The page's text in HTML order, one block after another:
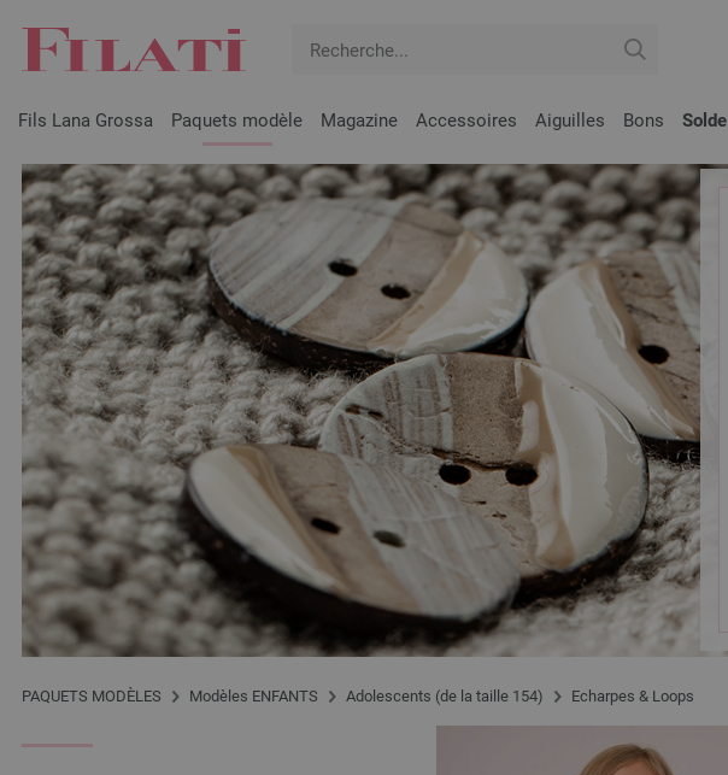
Fils Lana Grossa Paquets modèle Magazine Accessoires Aiguilles Bons Solde
PAQUETS MODÈLES Modèles ENFANTS Adolescents (de la taille 154) Echarpes & Loops